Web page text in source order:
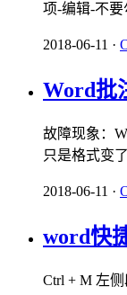
项-编辑-不要
2018-06-11 ·
Word批
故障现象：
只是格式变
2018-06-11 ·
word快
Ctrl + M 左